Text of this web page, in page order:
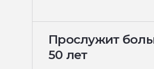
Прослужит
50 лет